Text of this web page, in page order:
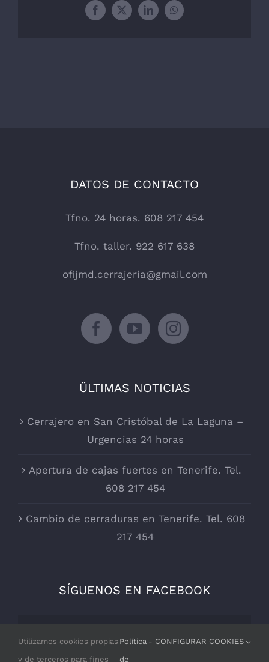
Facebook
X LinkedInWhatsApp
DATOS DE CONTACTO
Tfno. 24 horas. 608 217 454
Tfno. taller. 922 617 638
ofijmd.cerrajeria@gmail.com
ÜLTIMAS NOTICIAS
Cerrajero en San Cristóbal de La Laguna –
Urgencias 24 horas
Apertura de cajas fuertes en Tenerife. Tel.
608 217 454
Cambio de cerraduras en Tenerife. Tel. 608
217 454
SÍGUENOS EN FACEBOOK
Por razones de privacidad Facebook
Utilizamos cookies propias
y de terceros para fines
Política
de
- CONFIGURAR COOKIES